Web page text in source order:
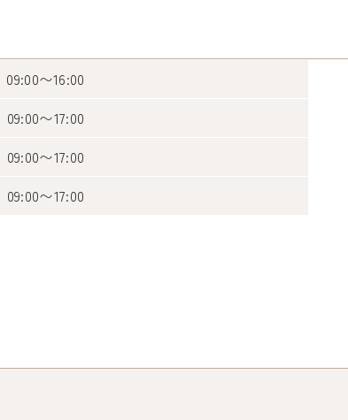
09:00〜16:00
09:00〜17:00
09:00〜17:00
09:00〜17:00